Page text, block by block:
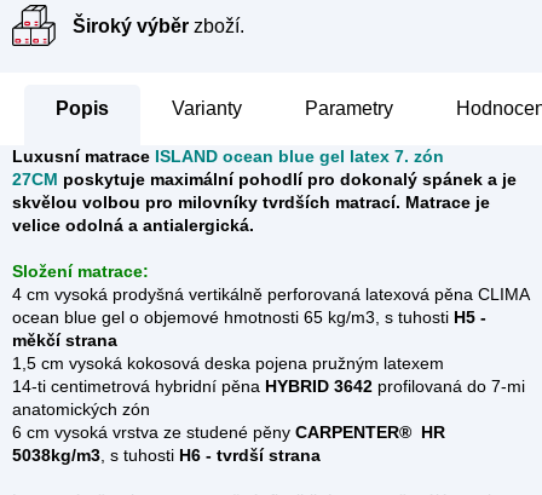
Široký výběr zboží.
Popis Parametry
Luxusní matrace ISLAND ocean blue gel latex 7. zón
27CM poskytuje maximální pohodlí pro dokonalý spánek a je
skvělou volbou pro milovníky tvrdších matrací. Matrace je
velice odolná a antialergická.
Složení matrace:
4 cm vysoká prodyšná vertikálně perforovaná latexová pěna CLIMA
ocean blue gel o objemové hmotnosti 65 kg/m3, s tuhosti H5 -
měkčí strana
1,5 cm vysoká kokosová deska pojena pružným latexem
14-ti centimetrová hybridní pěna HYBRID 3642 profilovaná do 7-mi
anatomických zón
6 cm vysoká vrstva ze studené pěny CARPENTER® HR
5038kg/m3 , s tuhosti H6 - tvrdší strana